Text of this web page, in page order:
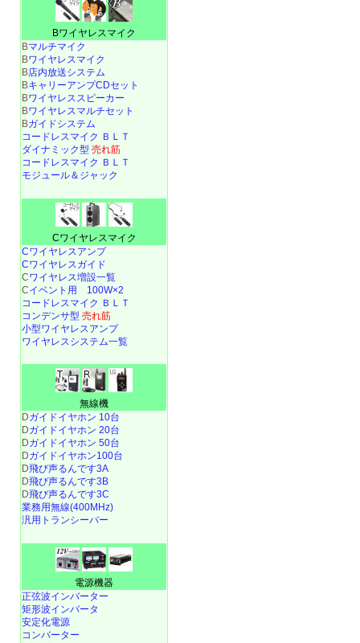
Bワイヤレスマイク
Bマルチマイク
Bワイヤレスマイク
B店内放送システム
BキャリーアンプCDセット
Bワイヤレススピーカー
Bワイヤレスマルチセット
Bガイドシステム
コードレスマイク ＢＬＴ
ダイナミック型 売れ筋
コードレスマイク ＢＬＴ
モジュール＆ジャック
Cワイヤレスマイク
Cワイヤレスアンプ
Cワイヤレスガイド
Cワイヤレス増設一覧
Cイベント用 100W×2
コードレスマイク ＢＬＴ
コンデンサ型 売れ筋
小型ワイヤレスアンプ
ワイヤレスシステム一覧
無線機
Dガイドイヤホン 10台
Dガイドイヤホン 20台
Dガイドイヤホン 50台
Dガイドイヤホン100台
D飛び声るんです3A
D飛び声るんです3B
D飛び声るんです3C
業務用無線(400MHz)
汎用トランシーバー
電源機器
正弦波インバーター
矩形波インバータ
安定化電源
コンバーター